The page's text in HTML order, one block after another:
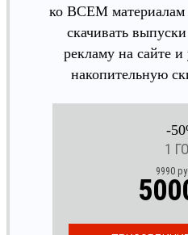
ко ВСЕМ материалам
скачивать
рекламу на сайте
накопительную
-
1
9990